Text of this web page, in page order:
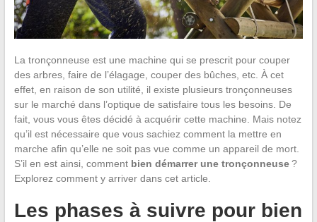
La tronçonneuse est une machine qui se prescrit pour couper
des arbres, faire de l’élagage, couper des bûches, etc. À cet
effet, en raison de son utilité, il existe plusieurs tronçonneuses
sur le marché dans l’optique de satisfaire tous les besoins. De
fait, vous vous êtes décidé à acquérir cette machine. Mais notez
qu’il est nécessaire que vous sachiez comment la mettre en
marche afin qu’elle ne soit pas vue comme un appareil de mort.
S’il en est ainsi, comment bien démarrer une tronçonneuse?
Explorez comment y arriver dans cet article.
Les phases à suivre pour bien